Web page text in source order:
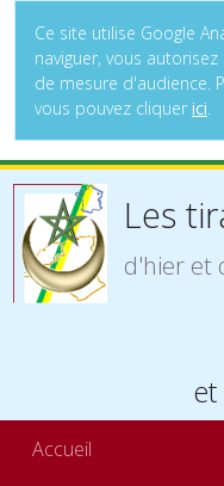
Ce site utilise Google
naviguer, vous
de mesure d'audience.
vous pouvez cliquer ici.
Les
d'hier et
Accueil